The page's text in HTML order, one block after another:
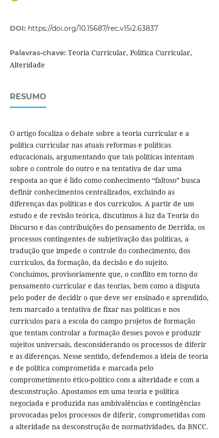
DOI: https://doi.org/10.15687/rec.v15i2.63837
Palavras-chave: Teoria Curricular, Política Curricular,
Alteridade
RESUMO
O artigo focaliza o debate sobre a teoria curricular e a
política curricular nas atuais reformas e políticas
educacionais, argumentando que tais políticas intentam
sobre o controle do outro e na tentativa de dar uma
resposta ao que é lido como conhecimento “faltoso” busca
definir conhecimentos centralizados, excluindo as
diferenças das políticas e dos currículos. A partir de um
estudo e de revisão teórica, discutimos à luz da Teoria do
Discurso e das contribuições do pensamento de Derrida, os
processos contingentes de subjetivação das políticas, a
tradução que impede o controle do conhecimento, dos
currículos, da formação, da decisão e do sujeito.
Concluímos, provisoriamente que, o conflito em torno do
pensamento curricular e das teorias, bem como a disputa
pelo poder de decidir o que deve ser ensinado e aprendido,
tem marcado a tentativa de fixar nas políticas e nos
currículos para a escola do campo projetos de formação
que tentam controlar a formação desses povos e produzir
sujeitos universais, desconsiderando os processos de diferir
e as diferenças. Nesse sentido, defendemos a ideia de teoria
e de política comprometida e marcada pelo
comprometimento ético-político com a alteridade e com a
desconstrução. Apostamos em uma teoria e política
negociada e produzida nas ambivalências e contingências
provocadas pelos processos de diferir, comprometidas com
a alteridade na desconstrução de normatividades, da BNCC.